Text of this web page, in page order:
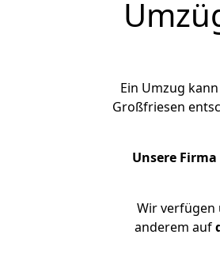
Ein Umzug
Großfriesen
Unsere
Wir verfügen
anderem auf